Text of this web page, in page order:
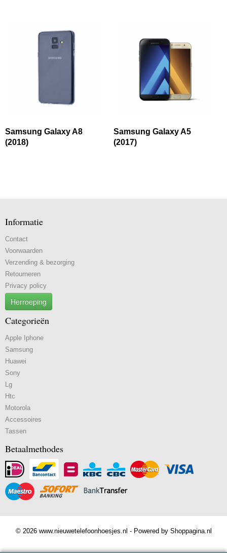
Samsung Galaxy A8
(2018)
Samsung Galaxy A5
(2017)
Informatie
Contact
Voorwaarden
Verzending & bezorging
Retourneren
Privacy policy
Herroeping
Categorieën
Apple Iphone
Samsung
Huawei
Sony
Lg
Htc
Motorola
Accessoires
Tassen
Betaalmethodes
© 2026 www.nieuwetelefoonhoesjes.nl - Powered by Shoppagina.nl